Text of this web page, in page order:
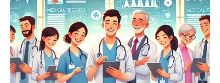
導入事例
セミナー
ブログ
お知らせ
企業情報